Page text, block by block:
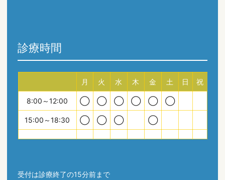
診療時間
月 火 水 木 金 土 日 祝
8:00～12:00 ◯ ◯ ◯ ◯ ◯ ◯
15:00～18:30 ◯ ◯ ◯ ◯
受付は診療終了の15分前まで